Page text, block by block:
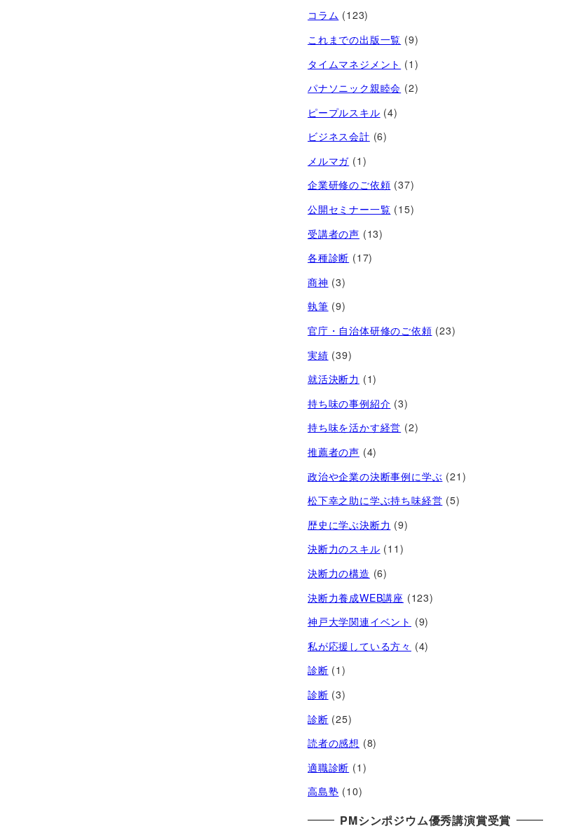
コラム (123)
これまでの出版一覧 (9)
タイムマネジメント (1)
パナソニック親睦会 (2)
ピープルスキル (4)
ビジネス会計 (6)
メルマガ (1)
企業研修のご依頼 (37)
公開セミナー一覧 (15)
受講者の声 (13)
各種診断 (17)
商神 (3)
執筆 (9)
官庁・自治体研修のご依頼 (23)
実績 (39)
就活決断力 (1)
持ち味の事例紹介 (3)
持ち味を活かす経営​ (2)
推薦者の声 (4)
政治や企業の決断事例に学ぶ (21)
松下幸之助に学ぶ持ち味経営 (5)
歴史に学ぶ決断力 (9)
決断力のスキル (11)
決断力の構造 (6)
決断力養成WEB講座 (123)
神戸大学関連イベント (9)
私が応援している方々 (4)
診断 (1)
診断 (3)
診断 (25)
読者の感想 (8)
適職診断 (1)
高島塾 (10)
PMシンポジウム優秀講演賞受賞